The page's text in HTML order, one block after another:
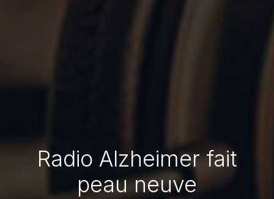
Radio Alzheimer fait
peau neuve